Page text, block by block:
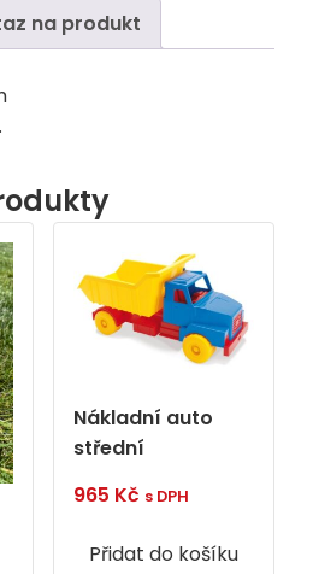
na produkt
Nákladní auto
střední
965 Kč s DPH
Přidat do košíku